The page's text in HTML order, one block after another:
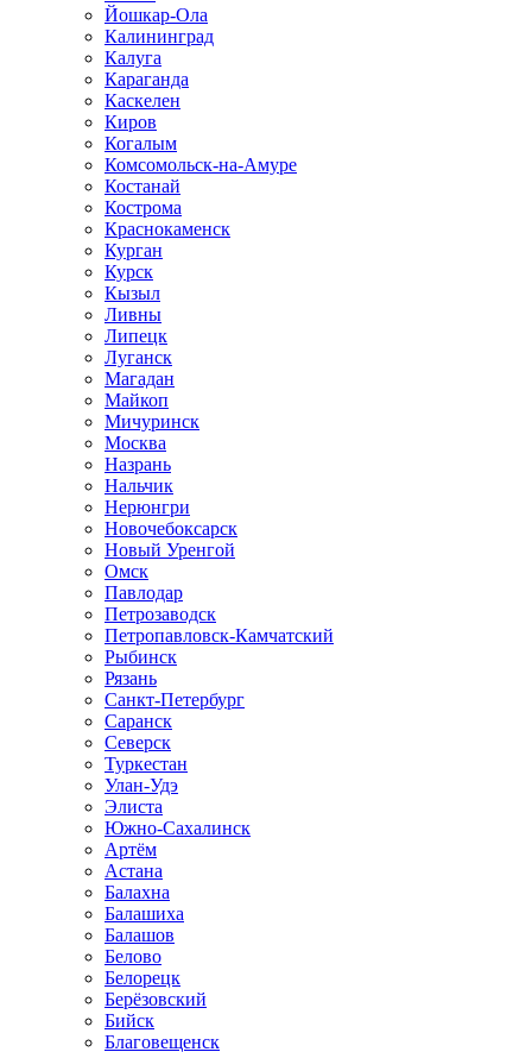
Йошкар-Ола
Калининград
Калуга
Караганда
Каскелен
Киров
Когалым
Комсомольск-на-Амуре
Костанай
Кострома
Краснокаменск
Курган
Курск
Кызыл
Ливны
Липецк
Луганск
Магадан
Майкоп
Мичуринск
Москва
Назрань
Нальчик
Нерюнгри
Новочебоксарск
Новый Уренгой
Омск
Павлодар
Петрозаводск
Петропавловск-Камчатский
Рыбинск
Рязань
Санкт-Петербург
Саранск
Северск
Туркестан
Улан-Удэ
Элиста
Южно-Сахалинск
Артём
Астана
Балахна
Балашиха
Балашов
Белово
Белорецк
Берёзовский
Бийск
Благовещенск